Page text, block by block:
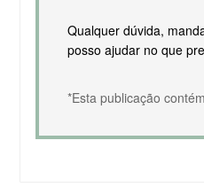
Qualquer dúvida,
posso ajudar no que
*Esta publicação